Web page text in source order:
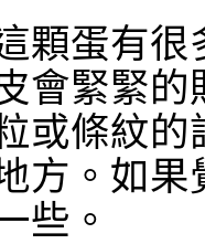
顆蛋有
會緊緊
或條紋
方。如
些。